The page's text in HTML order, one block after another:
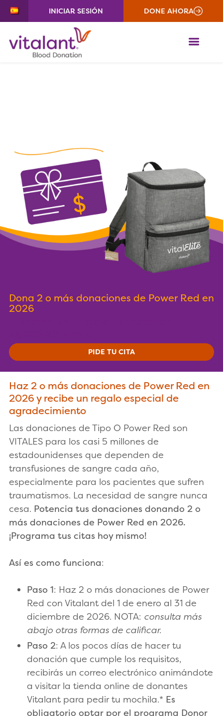
INICIAR SESIÓN DONE AHORA
Dona 2 o más donaciones de Power Red en
2026
PIDE TU CITA
Haz 2 o más donaciones de Power Red en
2026 y recibe un regalo especial de
agradecimiento
Las donaciones de Tipo O Power Red son
VITALES para los casi 5 millones de
estadounidenses que dependen de
transfusiones de sangre cada año,
especialmente para los pacientes que sufren
traumatismos. La necesidad de sangre nunca
cesa. Potencia tus donaciones donando 2 o
más donaciones de Power Red en 2026.
¡Programa tus citas hoy mismo!
Así es como funciona:
Paso 1: Haz 2 o más donaciones de Power
Red con Vitalant del 1 de enero al 31 de
diciembre de 2026. NOTA: consulta más
abajo otras formas de calificar.
Paso 2: A los pocos días de hacer tu
donación que cumple los requisitos,
recibirás un correo electrónico animándote
a visitar la tienda online de donantes
Vitalant para pedir tu mochila.* Es
obligatorio optar por el programa Donor